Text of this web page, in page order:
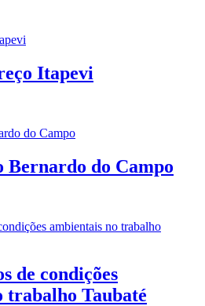
Itapevi
Bernardo do Campo
de condições
trabalho Taubaté